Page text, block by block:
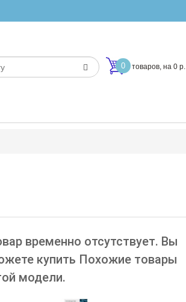
0 товаров, на 0 р.
временно отсутствует. Вы
купить Похожие товары
модели.